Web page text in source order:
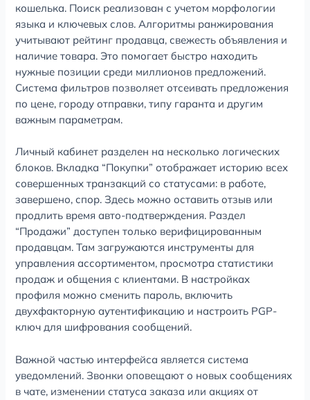
кошелька. Поиск реализован с учетом морфологии
языка и ключевых слов. Алгоритмы ранжирования
учитывают рейтинг продавца, свежесть объявления и
наличие товара. Это помогает быстро находить
нужные позиции среди миллионов предложений.
Система фильтров позволяет отсеивать предложения
по цене, городу отправки, типу гаранта и другим
важным параметрам.
Личный кабинет разделен на несколько логических
блоков. Вкладка “Покупки” отображает историю всех
совершенных транзакций со статусами: в работе,
завершено, спор. Здесь можно оставить отзыв или
продлить время авто-подтверждения. Раздел
“Продажи” доступен только верифицированным
продавцам. Там загружаются инструменты для
управления ассортиментом, просмотра статистики
продаж и общения с клиентами. В настройках
профиля можно сменить пароль, включить
двухфакторную аутентификацию и настроить PGP-
ключ для шифрования сообщений.
Важной частью интерфейса является система
уведомлений. Звонки оповещают о новых сообщениях
в чате, изменении статуса заказа или акциях от